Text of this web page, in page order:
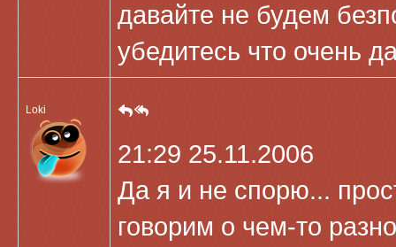
давайте не будем
убедитесь что очень
Loki
21:29 25.11.2006
Да я и не спорю...
говорим о чем-то